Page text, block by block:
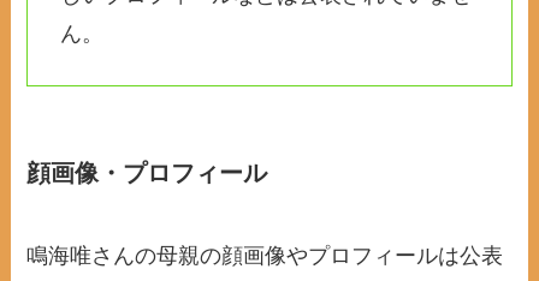
ん。
顔画像・プロフィール
鳴海唯さんの母親の顔画像やプロフィールは公表